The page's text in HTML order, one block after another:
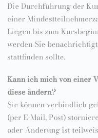
Die Durchführung der
einer
Liegen bis zum
werden Sie
stattfinden sollte.
Kann ich mich von einer
diese ändern?
Sie können verbindlich
(per E-Mail, Post)
oder Änderung ist